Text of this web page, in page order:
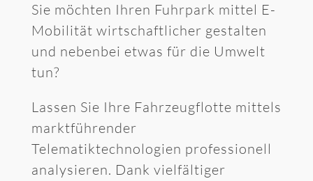
Sie möchten Ihren Fuhrpark mittel E-
Mobilität wirtschaftlicher gestalten
und nebenbei etwas für die Umwelt
tun?
Lassen Sie Ihre Fahrzeugflotte mittels
marktführender
Telematiktechnologien professionell
analysieren. Dank vielfältiger